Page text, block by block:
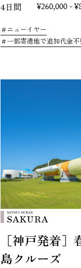
4日間
¥260,000 -
ニューイヤー
一部寄港地で追加代金
［神戸発着
島クルーズ